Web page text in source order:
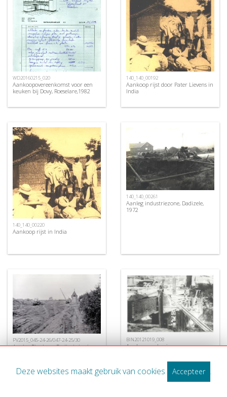
WD20160215_020
Aankoopovereenkomst voor een
keuken bij Dovy, Roeselare,1982
140_140_00192
Aankoop rijst door Pater Lievens in
India
140_140_00220
Aankoop rijst in India
140_140_00261
Aanleg industriezone, Dadizele,
1972
PV2015_045-24-26/047-24-25/30
Aanleg Ringlaan, Dadizele juni
BIN20121019_008
Aanleg van de nieuwe
Deze websites maakt gebruik van cookies Accepteer .